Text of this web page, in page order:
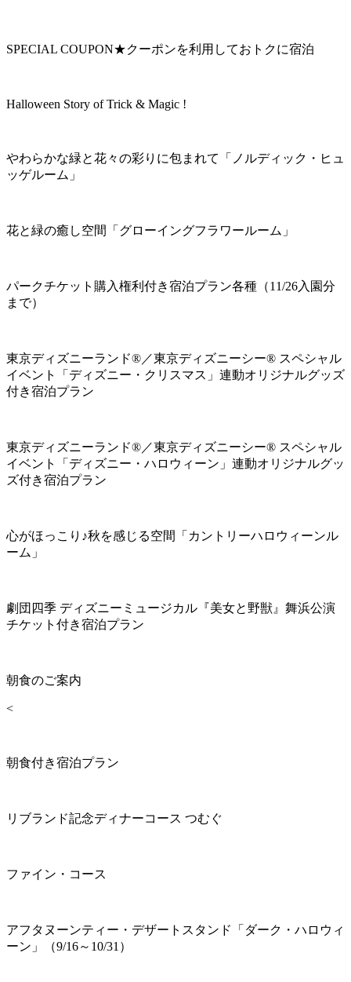
SPECIAL COUPON★クーポンを利用しておトクに宿泊
Halloween Story of Trick & Magic !
やわらかな緑と花々の彩りに包まれて「ノルディック・ヒュ
ッゲルーム」
花と緑の癒し空間「グローイングフラワールーム」
パークチケット購入権利付き宿泊プラン各種（11/26入園分
まで）
東京ディズニーランド®／東京ディズニーシー® スペシャル
イベント「ディズニー・クリスマス」連動オリジナルグッズ
付き宿泊プラン
東京ディズニーランド®／東京ディズニーシー® スペシャル
イベント「ディズニー・ハロウィーン」連動オリジナルグッ
ズ付き宿泊プラン
心がほっこり♪秋を感じる空間「カントリーハロウィーンル
ーム」
劇団四季 ディズニーミュージカル『美女と野獣』舞浜公演
チケット付き宿泊プラン
朝食のご案内
<
朝食付き宿泊プラン
リブランド記念ディナーコース つむぐ
ファイン・コース
アフタヌーンティー・デザートスタンド「ダーク・ハロウィ
ーン」（9/16～10/31）